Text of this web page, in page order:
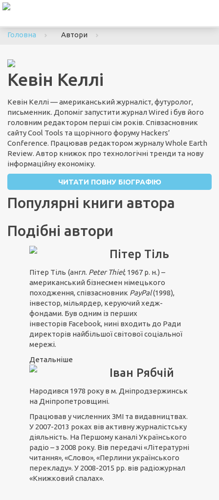
Головна
Автори
Кевін Келлі
Кевін Келлі — американський журналіст, футуролог,
письменник. Допоміг запустити журнал Wired і був його
головним редактором перші сім років. Співзасновник
сайту Cool Tools та щорічного форуму Hackers’
Conference. Працював редактором журналу Whole Earth
Review. Автор книжок про технологічні тренди та нову
інформаційну економіку.
ЧИТАТИ ПОВНУ БІОГРАФІЮ
Популярні книги автора
Подібні автори
Пітер Тіль
Пітер Тіль (англ. Peter Thiel; 1967 р. н.) –
американський бізнесмен німецького
походження, співзасновник PayPal(1998),
інвестор, мільярдер, керуючий хедж-
фондами. Був одним із перших
інвесторів Facebook, нині входить до Ради
директорів найбільшої світової соціальної
мережі.
Детальніше
Іван Рябчій
Народився 1978 року в м. Дніпродзержинськ
на Дніпропетровщині.
Працював у численних ЗМІ та видавництвах.
У 2007-2013 роках вів активну журналістську
діяльність. На Першому каналі Українського
радіо – з 2008 року. Вів передачі «Літературні
читання», «Слово», «Перлини українського
перекладу». У 2008-2015 рр. вів радіожурнал
«Книжковий спалах».